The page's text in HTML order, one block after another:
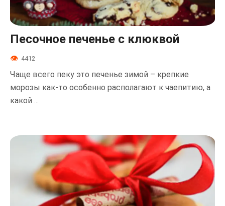
Песочное печенье с клюквой
4412
Чаще всего пеку это печенье зимой – крепкие
морозы как-то особенно располагают к чаепитию, а
какой ...